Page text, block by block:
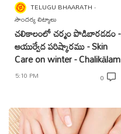
TELUGU BHAARATH
సౌందర్య చిట్కాలు
చలికాలంలో చర్మం పొడిబారడడం -
ఆయుర్వేద పరిష్కారము - Skin
Care on winter - Chalikālam
5:10 PM 0